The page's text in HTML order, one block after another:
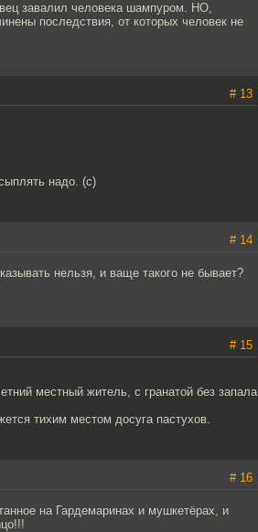
завалил человека шампуром. НО,
последствия, от которых человек не
# 13
надо. (с)
# 14
нельзя, и ваще такого не бывает?
# 15
местный житель, с гранатой без запала
тихим местом досуга пастухов.
# 16
на Гардемаринах и мушкетёрах, и